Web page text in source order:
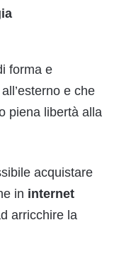
forma e
e che
piena libertà alla
acquistare
in internet
arricchire la